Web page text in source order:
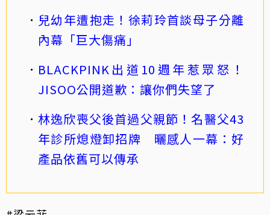
兒幼年遭抱走！徐莉玲首談母子分離
內幕「巨大傷痛」
BLACKPINK出道10週年惹眾怒！
JISOO公開道歉：讓你們失望了
林逸欣喪父後首過父親節！名醫父43
年診所熄燈卸招牌 曬感人一幕：好
產品依舊可以傳承